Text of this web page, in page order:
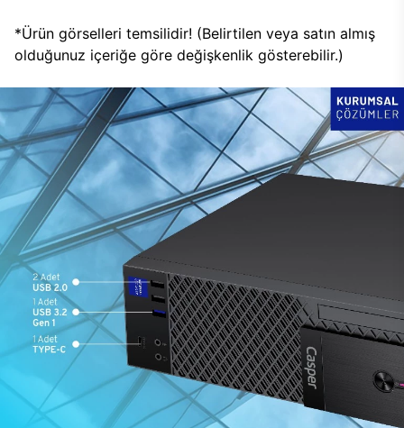
*Ürün görselleri temsilidir! (Belirtilen veya satın almış
olduğunuz içeriğe göre değişkenlik gösterebilir.)